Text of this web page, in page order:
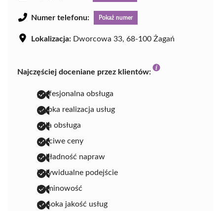
Numer telefonu: Pokaż numer
Lokalizacja: Dworcowa 33, 68-100 Żagań
Najczęściej doceniane przez klientów:
profesjonalna obsługa
szybka realizacja usług
miła obsługa
uczciwe ceny
dokładność napraw
indywidualne podejście
terminowość
wysoka jakość usług